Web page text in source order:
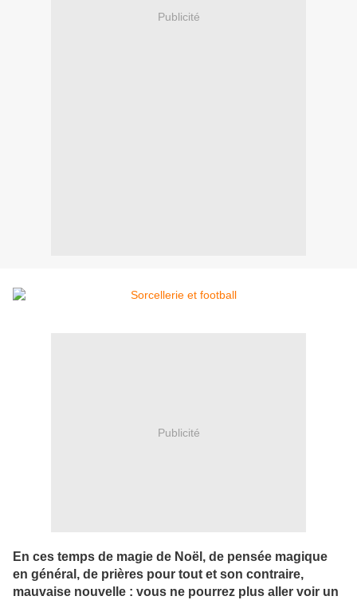
Publicité
Publicité
En ces temps de magie de Noël, de pensée magique
en général, de prières pour tout et son contraire,
mauvaise nouvelle : vous ne pourrez plus aller voir un